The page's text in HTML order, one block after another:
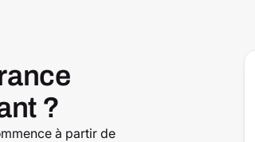
?
à partir de